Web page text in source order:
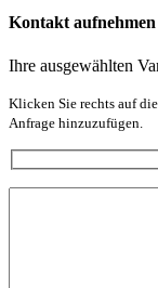
Kontakt aufnehmen
Ihre ausgewählten
Klicken Sie rechts auf
Anfrage hinzuzufügen.